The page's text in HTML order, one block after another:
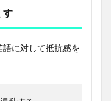
す
に対して抵抗感を